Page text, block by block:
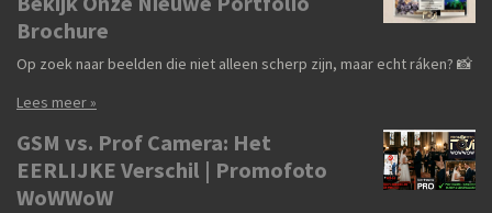
Brochure
Op zoek naar beelden die niet alleen scherp zijn, maar echt ráken? 📸
Lees meer »
GSM vs. Prof Camera: Het
EERLIJKE Verschil | Promofoto
WoWWoW